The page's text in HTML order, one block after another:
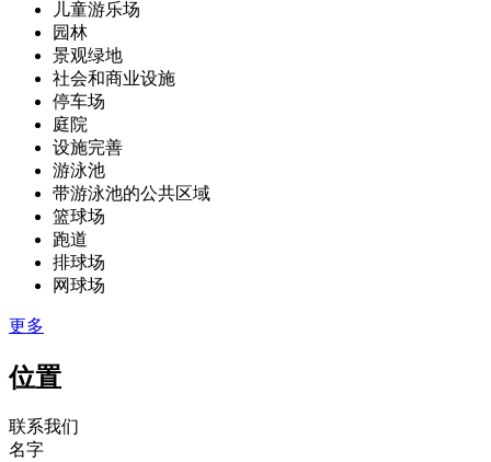
儿童游乐场
园林
景观绿地
社会和商业设施
停车场
庭院
设施完善
游泳池
带游泳池的公共区域
篮球场
跑道
排球场
网球场
更多
位置
联系我们
名字